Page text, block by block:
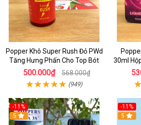
Popper Khô Super Rush Đỏ PWd
Tăng Hưng Phấn Cho Top Bót
500.000₫ 568.000₫
(949)
30ml
-11%
5
-11%
5